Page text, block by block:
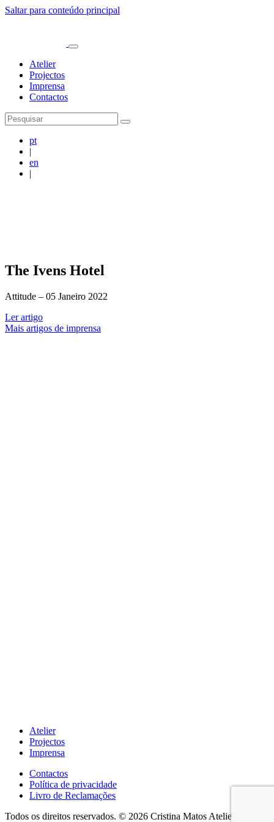
Saltar para conteúdo principal
Atelier
Projectos
Imprensa
Contactos
pt
|
en
|
The Ivens Hotel
Attitude – 05 Janeiro 2022
Ler artigo
Mais artigos de imprensa
Atelier
Projectos
Imprensa
Contactos
Política de privacidade
Livro de Reclamações
Todos os direitos reservados. © 2026 Cristina Matos Atelier.